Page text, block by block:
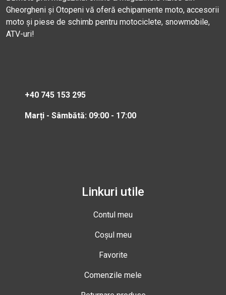
Gheorgheni și Otopeni vă oferă echipamente moto, accesorii
moto și piese de schimb pentru motociclete, snowmobile,
ATV-uri!
+40 745 153 295
Marți - Sâmbătă: 09:00 - 17:00
Linkuri utile
Contul meu
Coșul meu
Favorite
Comenzile mele